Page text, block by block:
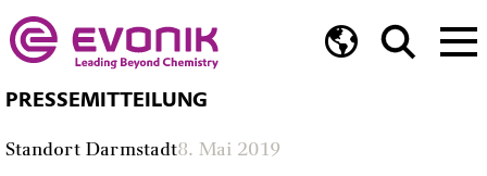
PRESSEMITTEILUNG
Standort Darmstadt8. Mai 2019